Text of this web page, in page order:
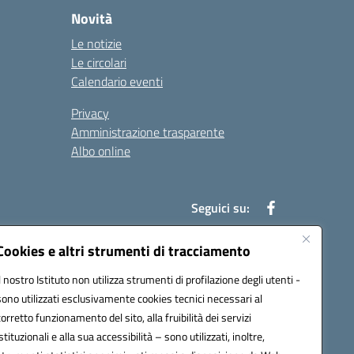
e altri strumenti di tracciamento
nostro Istituto non utilizza strumenti di profilazione degli utenti -
utilizzati esclusivamente cookies tecnici necessari al
funzionamento del sito, alla fruibilità dei servizi
e alla sua accessibilità – sono utilizzati, inoltre,
Novità
Le notizie
Le circolari
Calendario eventi
Privacy
Amministrazione trasparente
Albo online
Seguici su: